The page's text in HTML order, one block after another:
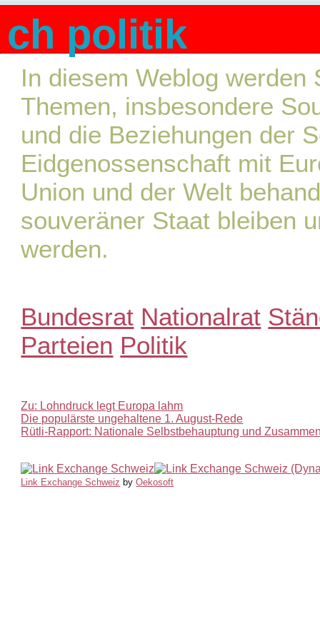
ch politik
In diesem Weblog werden
Themen, insbesondere
und die Beziehungen der
Eidgenossenschaft mit
Union und der Welt
souveräner Staat bleiben
werden.
Bundesrat Nationalrat
Parteien Politik
Zu: Lohndruck legt Europa lahm
Die populärste ungehaltene 1. August-Rede
Rütli-Rapport: Nationale Selbstbehauptung und
Link Exchange Schweiz byOekosoft